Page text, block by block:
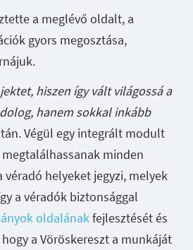
a meglévő oldalt, a
gyors megosztása,
hiszen így vált világossá a
hanem sokkal inkább
Végül egy integrált modult
minden
véradó helyeket jegyzi, melyek
a véradók biztonsággal
oldalánakfejlesztését és
a Vöröskereszt a munkáját